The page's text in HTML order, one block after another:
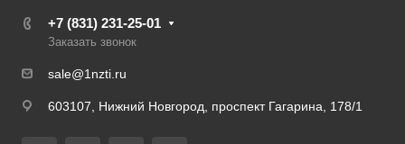
+7 (831) 231-25-01
Заказать звонок
sale@1nzti.ru
603107, Нижний Новгород, проспект Гагарина, 178/1